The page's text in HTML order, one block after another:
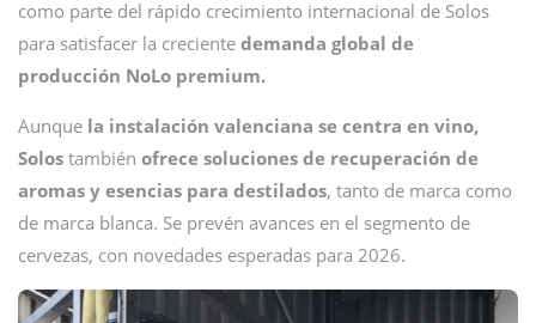
como parte del rápido crecimiento internacional de Solos
para satisfacer la creciente demanda global de
producción NoLo premium.
Aunque la instalación valenciana se centra en vino,
Solos también ofrece soluciones de recuperación de
aromas y esencias para destilados, tanto de marca como
de marca blanca. Se prevén avances en el segmento de
cervezas, con novedades esperadas para 2026.